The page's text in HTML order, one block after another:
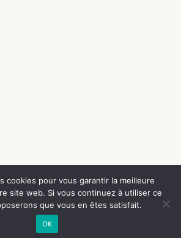
cookies pour vous garantir la meilleure
site web. Si vous continuez à utiliser ce
que vous en êtes satisfait.
OK